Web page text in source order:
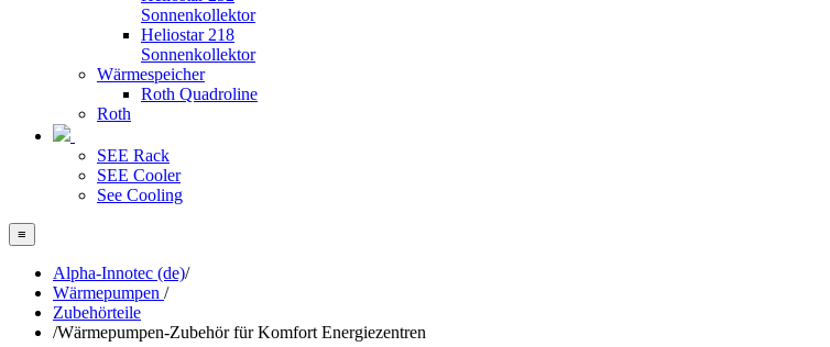
Sonnenkollektor
Heliostar 218
Sonnenkollektor
Wärmespeicher
Roth Quadroline
Roth
SEE Rack
SEE Cooler
See Cooling
≡
Alpha-Innotec (de)/
Wärmepumpen /
Zubehörteile
/Wärmepumpen-Zubehör für Komfort Energiezentren